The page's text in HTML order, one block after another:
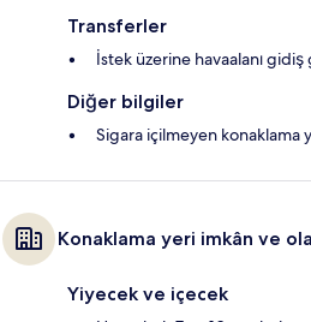
Transferler
İstek üzerine havaalanı
Diğer bilgiler
Sigara içilmeyen konaklama
Konaklama yeri imkân ve
Yiyecek ve içecek